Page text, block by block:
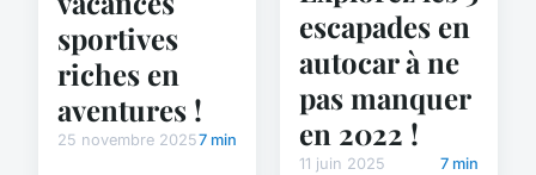
sportives
riches en
aventures !
25 novembre 20257 min
escapades en
autocar à ne
pas manquer
en 2022 !
11 juin 2025 7 min